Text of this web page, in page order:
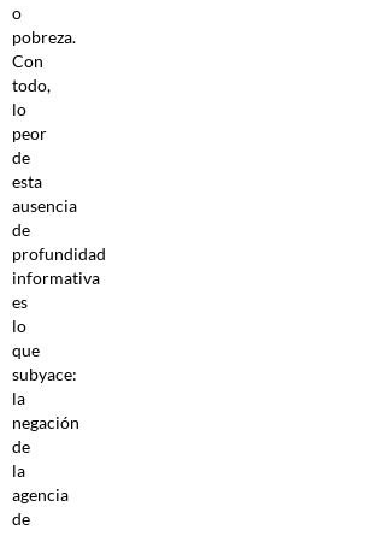
o
pobreza.
Con
todo,
lo
peor
de
esta
ausencia
de
profundidad
informativa
es
lo
que
subyace:
la
negación
de
la
agencia
de